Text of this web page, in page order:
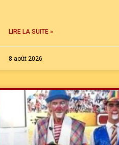
LIRE LA SUITE »
8 août 2026